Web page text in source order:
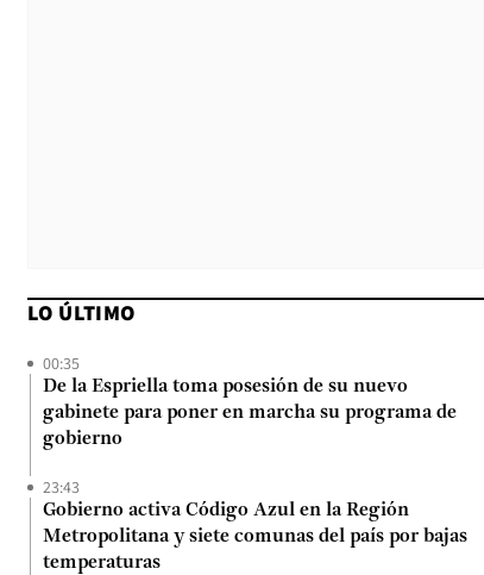
LO ÚLTIMO
00:35
De la Espriella toma posesión de su nuevo
gabinete para poner en marcha su programa de
gobierno
23:43
Gobierno activa Código Azul en la Región
Metropolitana y siete comunas del país por bajas
temperaturas